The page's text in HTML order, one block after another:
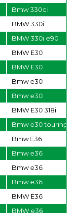
Bmw 330ci
BMW 330i
BMW 330i e90
BMW E30
BMW E30
Bmw e30
Bmw e30
BMW E30 318i
Bmw e30 touring
Bmw E36
Bmw e36
Bmw e36
Bmw e36
BMW E36
BMW e36